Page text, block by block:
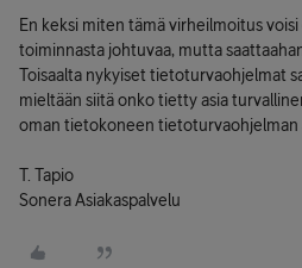
En keksi miten tämä virheilmoitus
toiminnasta johtuvaa, mutta
Toisaalta nykyiset tietoturvaohjelmat
mieltään siitä onko tietty asia
oman tietokoneen tietoturvaohjelman
T. Tapio
Sonera Asiakaspalvelu